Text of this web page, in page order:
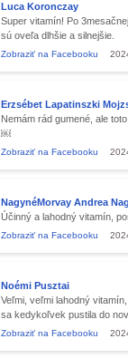
Luca Koronczay
Super vitamín! Po
sú oveľa dlhšie a silnejšie.
Zobraziť na Facebooku
Erzsébet Lapatinszki
Nemám rád gumené, ale
￼
Zobraziť na Facebooku
NagynéMorvay Andrea
Účinný a lahodný vitamín,
Zobraziť na Facebooku
Noémi Pusztai
Veľmi, veľmi lahodný
sa kedykoľvek pustila do
Zobraziť na Facebooku